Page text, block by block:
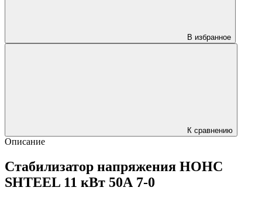
В избранное
К сравнению
Описание
Стабилизатор напряжения НОНС
SHTEEL 11 кВт 50А 7-0